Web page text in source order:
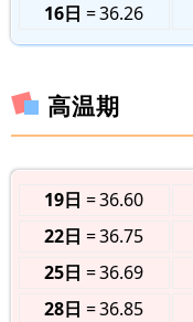
16日
36.26
高温期
19日 36.60
22日
36.75
25日
36.69
28日
36.85